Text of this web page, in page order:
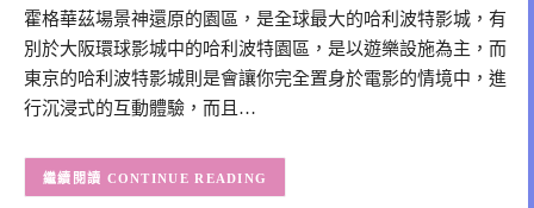
霍格華茲場景神還原的園區，是全球最大的哈利波特影城，有
別於大阪環球影城中的哈利波特園區，是以遊樂設施為主，而
東京的哈利波特影城則是會讓你完全置身於電影的情境中，進
行沉浸式的互動體驗，而且…
CONTINUE READING